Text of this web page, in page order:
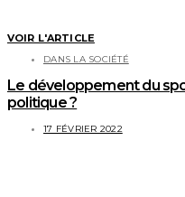
VOIR L'ARTICLE
DANS LA SOCIÉTÉ
Le développement du
politique ?
17 FÉVRIER 2022